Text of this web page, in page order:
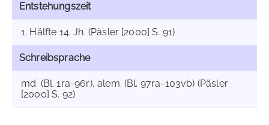
Entstehungszeit
1. Hälfte 14. Jh. (Päsler [2000] S. 91)
Schreibsprache
md. (Bl. 1ra-96r), alem. (Bl. 97ra-103vb) (Päsler
[2000] S. 92)